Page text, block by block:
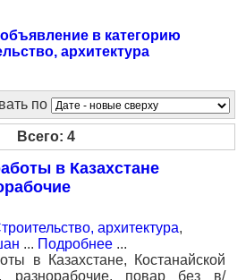
в категорию
архитектура
по
Всего: 4
в Казахстане
архитектура,
... Подробнее ...
в Казахстане, Костанайской
разнорабочие, повар без в/